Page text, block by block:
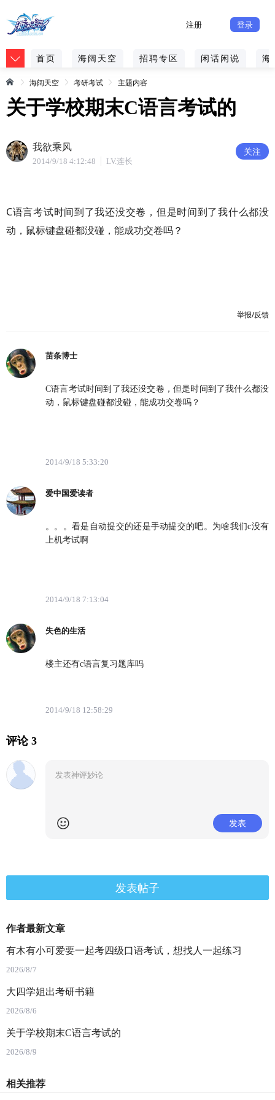
注册 登录
首页 海阔天空 招聘专区 闲话闲说 海
海阔天空 考研考试 主题内容
关于学校期末C语言考试的
我欲乘风
2014/9/18 4:12:48 LV.连长
关注
C语言考试时间到了我还没交卷，但是时间到了我什么都没
动，鼠标键盘碰都没碰，能成功交卷吗？
举报/反馈
苗条博士
C语言考试时间到了我还没交卷，但是时间到了我什么都没
动，鼠标键盘碰都没碰，能成功交卷吗？
2014/9/18 5:33:20
爱中国爱读者
。。。看是自动提交的还是手动提交的吧。为啥我们c没有
上机考试啊
2014/9/18 7:13:04
失色的生活
楼主还有c语言复习题库吗
2014/9/18 12:58:29
评论 3
发表
发表帖子
作者最新文章
有木有小可爱要一起考四级口语考试，想找人一起练习
2026/8/7
大四学姐出考研书籍
2026/8/6
关于学校期末C语言考试的
2026/8/9
相关推荐